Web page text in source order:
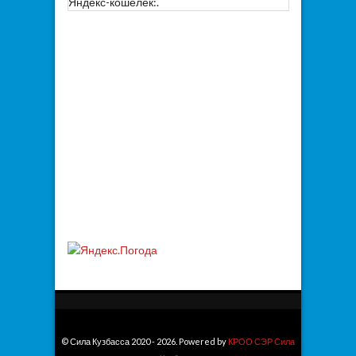
© Сила Кузбасса 2020 - 2026. Powered by КРОО СЭР Сила